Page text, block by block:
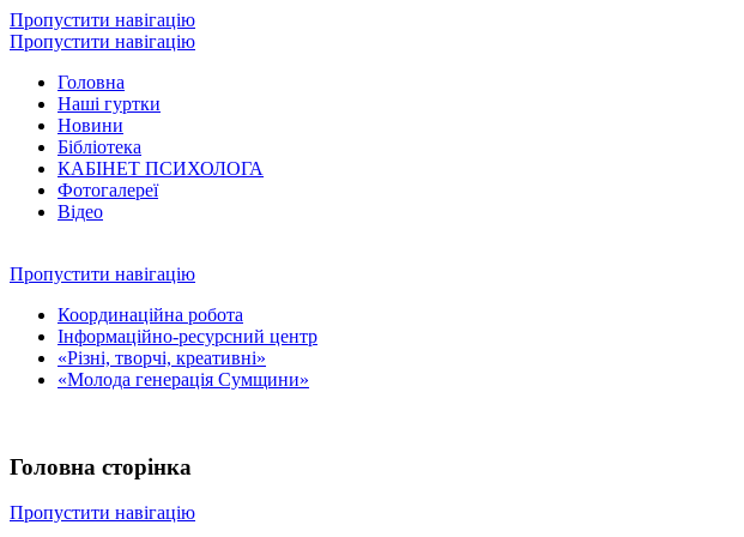
Пропустити навігацію
Пропустити навігацію
Головна
Наші гуртки
Новини
Бібліотека
КАБІНЕТ ПСИХОЛОГА
Фотогалереї
Відео
Пропустити навігацію
Координаційна робота
Інформаційно-ресурсний центр
«Різні, творчі, креативні»
«Молода генерація Сумщини»
Головна сторінка
Пропустити навігацію